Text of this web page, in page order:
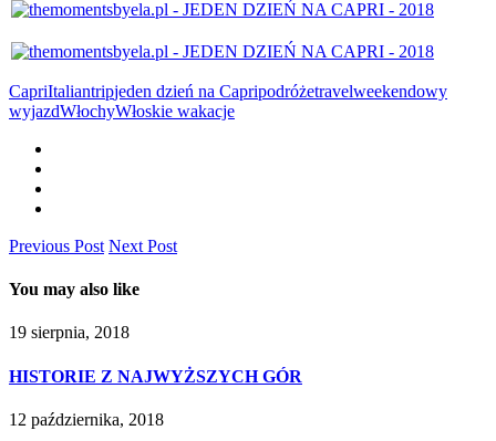
CapriItaliantripjeden dzień na Capripodróżetravelweekendowy
wyjazdWłochyWłoskie wakacje
Previous Post Next Post
You may also like
19 sierpnia, 2018
HISTORIE Z NAJWYŻSZYCH GÓR
12 października, 2018